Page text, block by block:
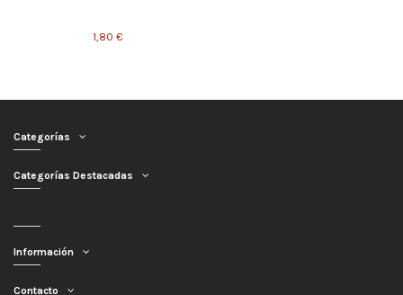
1,80 €
Categorías
Categorías Destacadas
Información
Contacto